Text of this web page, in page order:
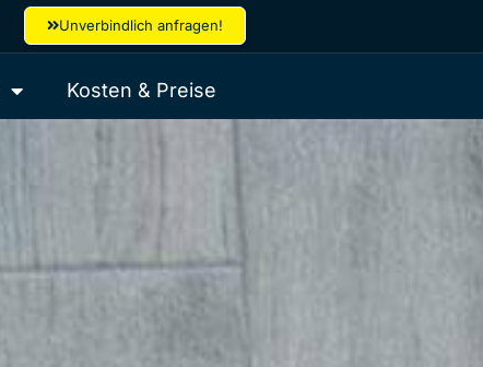
Unverbindlich anfragen!
Kosten & Preise